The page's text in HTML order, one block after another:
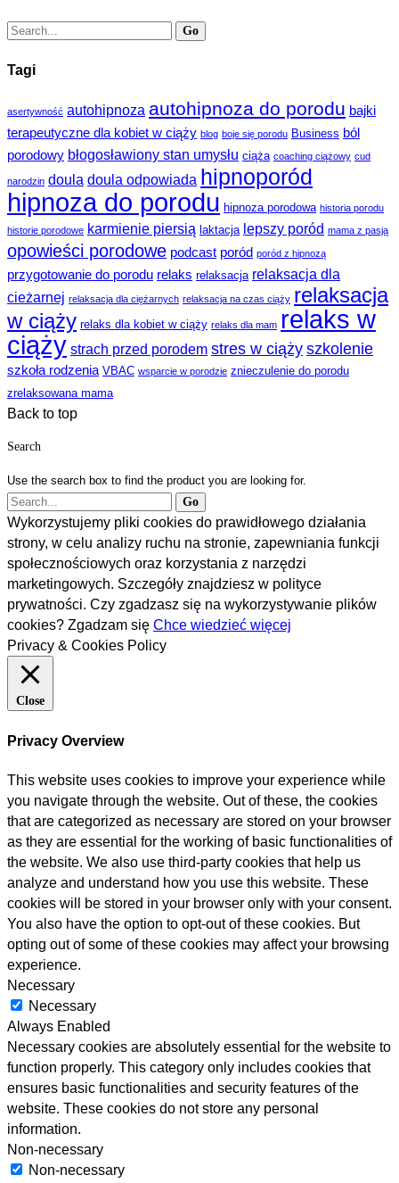
Tagi
asertywność autohipnoza autohipnoza do porodu bajki
terapeutyczne dla kobiet w ciąży blog boje się porodu Business ból
porodowy błogosławiony stan umysłu ciąża coaching ciążowy cud
narodzin doula doula odpowiada hipnoporód
hipnoza do porodu hipnoza porodowa historia porodu
historie porodowe karmienie piersią laktacja lepszy poród mama z pasją
opowieści porodowe podcast poród poród z hipnozą
przygotowanie do porodu relaks relaksacja relaksacja dla
cieżarnej relaksacja dla ciężarnych relaksacja na czas ciąży relaksacja
w ciąży relaks dla kobiet w ciąży relaks dla mam relaks w
ciąży strach przed porodem stres w ciąży szkolenie
szkoła rodzenia VBAC wsparcie w porodzie znieczulenie do porodu
zrelaksowana mama
Back to top
Search
Use the search box to find the product you are looking for.
Wykorzystujemy pliki cookies do prawidłowego działania
strony, w celu analizy ruchu na stronie, zapewniania funkcji
społecznościowych oraz korzystania z narzędzi
marketingowych. Szczegóły znajdziesz w polityce
prywatności. Czy zgadzasz się na wykorzystywanie plików
cookies? Zgadzam się Chce wiedzieć więcej
Privacy & Cookies Policy
Close
Privacy Overview
This website uses cookies to improve your experience while
you navigate through the website. Out of these, the cookies
that are categorized as necessary are stored on your browser
as they are essential for the working of basic functionalities of
the website. We also use third-party cookies that help us
analyze and understand how you use this website. These
cookies will be stored in your browser only with your consent.
You also have the option to opt-out of these cookies. But
opting out of some of these cookies may affect your browsing
experience.
Necessary
Necessary
Always Enabled
Necessary cookies are absolutely essential for the website to
function properly. This category only includes cookies that
ensures basic functionalities and security features of the
website. These cookies do not store any personal
information.
Non-necessary
Non-necessary